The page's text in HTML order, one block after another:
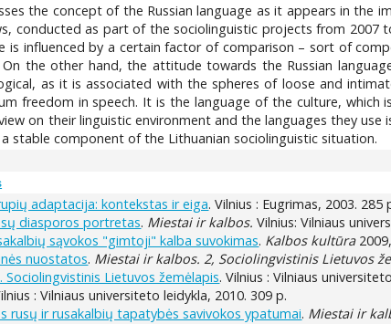
the concept of the Russian language as it appears in the
conducted as part of the sociolinguistic projects from 2007
is influenced by a certain factor of comparison – sort of
On the other hand, the attitude towards the Russian
as it is associated with the spheres of loose and
freedom in speech. It is the language of the culture,
on their linguistic environment and the languages they
stable component of the Lithuanian sociolinguistic situation.
adaptacija: kontekstas ir eiga. Vilnius : Eugrimas, 2003. 285
diasporos portretas. Miestai ir kalbos. Vilnius: Vilniaus
sąvokos "gimtoji" kalba suvokimas. Kalbos kultūra
nuostatos. Miestai ir kalbos. 2, Sociolingvistinis Lietuvos
Sociolingvistinis Lietuvos žemėlapis. Vilnius : Vilniaus
: Vilniaus universiteto leidykla, 2010. 309 p.
rusų ir rusakalbių tapatybės savivokos ypatumai. Miestai ir